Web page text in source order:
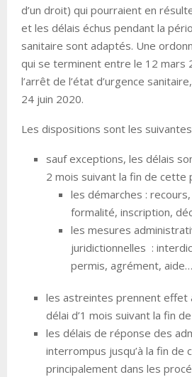
d’un droit) qui pourraient en
et les délais échus pendant la
sanitaire sont adaptés. Une
qui se terminent entre le 12 mars
l’arrêt de l’état d’urgence
24 juin 2020.
Les dispositions sont les
sauf exceptions, les délais
2 mois suivant la fin de cette
les démarches :
formalité, inscription,
les mesures
juridictionnelles :
permis, agrément, aide…
les astreintes prennent effet
délai d’1 mois suivant la fin
les délais de réponse des
interrompus jusqu’à la fin de
principalement dans les